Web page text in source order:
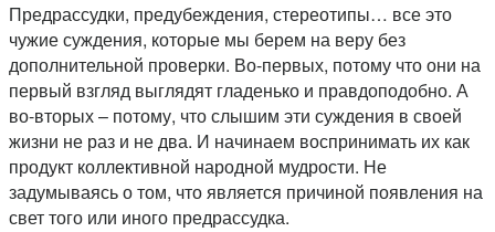
Предрассудки, предубеждения, стереотипы… все это
чужие суждения, которые мы берем на веру без
дополнительной проверки. Во-первых, потому что они на
первый взгляд выглядят гладенько и правдоподобно. А
во-вторых – потому, что слышим эти суждения в своей
жизни не раз и не два. И начинаем воспринимать их как
продукт коллективной народной мудрости. Не
задумываясь о том, что является причиной появления на
свет того или иного предрассудка.